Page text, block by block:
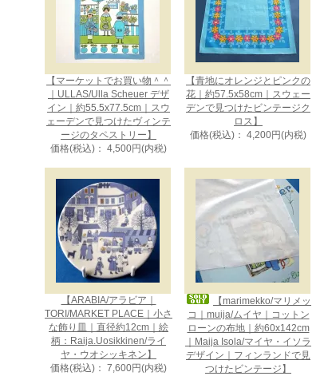
【マーケットでお買い物＾＾
｜ULLAS/Ulla Scheuer デザ
イン｜約55.5x77.5cm｜スウ
ェーデンで見つけたヴィンテ
ージのタペストリー】
価格(税込)： 4,500円(内税)
【青地にオレンジとピンクの
花｜約57.5x58cm｜スウェー
デンで見つけたビンテージク
ロス】
価格(税込)： 4,200円(内税)
【ARABIA/アラビア｜
TORI/MARKET PLACE｜小さ
な飾り皿｜直径約12cm｜絵
柄：Raija.Uosikkinen/ライ
ヤ・ウオシッキネン】
価格(税込)： 7,600円(内税)
【marimekko/マリメッ
コ｜muija/ムイヤ｜コットン
ローンの布地｜約60x142cm
｜Maija Isola/マイヤ・イソラ
デザイン｜フィンランドで見
つけたビンテージ】